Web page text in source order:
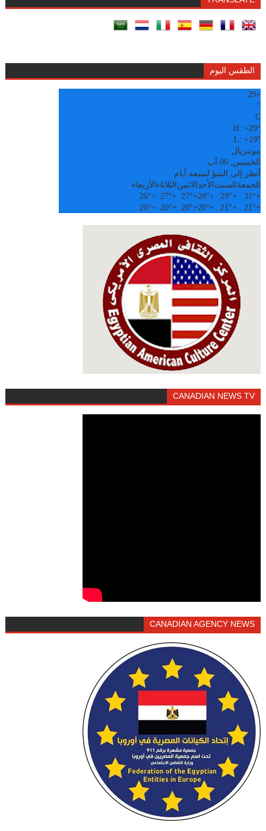
الطقس اليوم
+
29
°
C
H:+29°
L:+19°
مونتريال
الخميس, 06 آب
أنظر إلى التنبؤ لسبعة أيام
الجمعة السبت الأحدالاثنين الثلاثاء الأربعاء
+
31°
+
29°
+
28°
+
27°
+
27°
+
26°
+
21°
+
21°
+
20°
+
20°
+
20°
+
20°
CANADIAN NEWS TV
CANADIAN AGENCY NEWS